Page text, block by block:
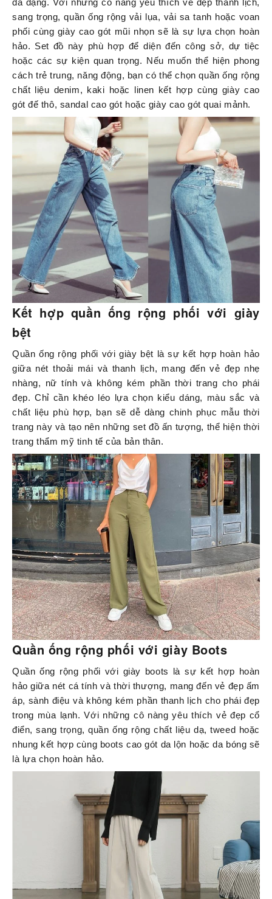
đa dạng. Với những cô nàng yêu thích vẻ đẹp thanh lịch,
sang trọng, quần ống rộng vải lụa, vải sa tanh hoặc voan
phối cùng giày cao gót mũi nhọn sẽ là sự lựa chọn hoàn
hảo. Set đồ này phù hợp để diện đến công sở, dự tiệc
hoặc các sự kiện quan trọng. Nếu muốn thể hiện phong
cách trẻ trung, năng động, bạn có thể chọn quần ống rộng
chất liệu denim, kaki hoặc linen kết hợp cùng giày cao
gót đế thô, sandal cao gót hoặc giày cao gót quai mảnh.
Kết hợp quần ống rộng phối với giày
bệt
Quần ống rộng phối với giày bệt là sự kết hợp hoàn hảo
giữa nét thoải mái và thanh lịch, mang đến vẻ đẹp nhẹ
nhàng, nữ tính và không kém phần thời trang cho phái
đẹp. Chỉ cần khéo léo lựa chọn kiểu dáng, màu sắc và
chất liệu phù hợp, bạn sẽ dễ dàng chinh phục mẫu thời
trang này và tạo nên những set đồ ấn tượng, thể hiện thời
trang thẩm mỹ tinh tế của bản thân.
Quần ống rộng phối với giày Boots
Quần ống rộng phối với giày boots là sự kết hợp hoàn
hảo giữa nét cá tính và thời thượng, mang đến vẻ đẹp ấm
áp, sành điệu và không kém phần thanh lịch cho phái đẹp
trong mùa lạnh. Với những cô nàng yêu thích vẻ đẹp cổ
điển, sang trọng, quần ống rộng chất liệu dạ, tweed hoặc
nhung kết hợp cùng boots cao gót da lộn hoặc da bóng sẽ
là lựa chọn hoàn hảo.